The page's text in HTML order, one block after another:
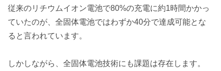
従来のリチウムイオン電池で80%の充電に約1時間かかっ
ていたのが、全固体電池ではわずか40分で達成可能とな
ると言われています。
しかしながら、全固体電池技術にも課題は存在します。